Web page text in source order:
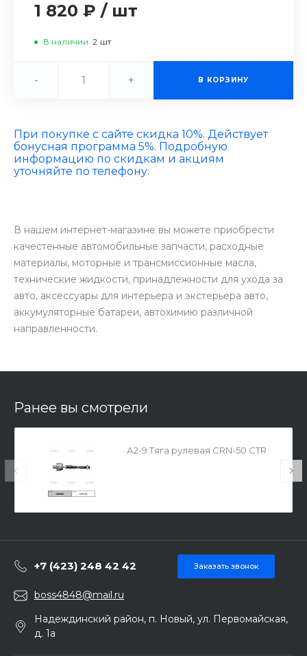
1 820 ₽ / шт
В наличии 2 шт
- + В КОРЗИНУ
При покупке с сайте скидка 10%. Действует
бонусная программа 5%. Подробную
информацию по скидкам и акциям
уточняйте по телефону.
В нашем интернет-магазине вы можете приобрести
качестенные автомобильные запчасти, расходные
материалы, моторные и трансмиссионные масла,
технические жидкости, принадлежности для ухода за
авто, аксессуары для интерьера и экстерьера авто,
аккумуляторные батареи, автохимию различной
направленности.
Ранее вы смотрели
А2-9 Тяга рулевая CRN-50 CTR
+7 (423) 248 42 42 Заказать звонок
boss4848@mail.ru
Надеждинский район, п. Новый, ул. Первомайская,
д. 1а